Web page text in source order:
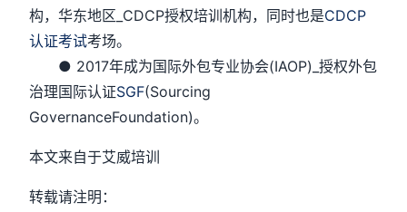
构，华东地区_CDCP授权培训机构，同时也是CDCP
认证考试考场。
● 2017年成为国际外包专业协会(IAOP)_授权外包
治理国际认证SGF(Sourcing
GovernanceFoundation)。
本文来自于艾威培训
转载请注明：